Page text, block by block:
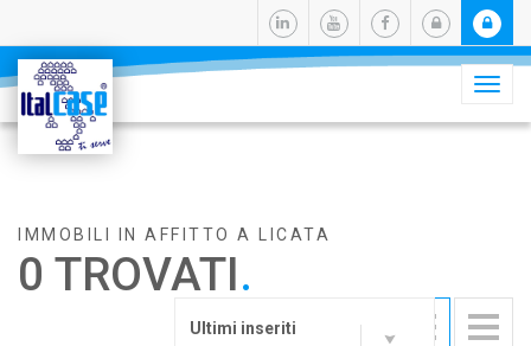
IMMOBILI IN AFFITTO A LICATA
0 TROVATI.
Ultimi inseriti